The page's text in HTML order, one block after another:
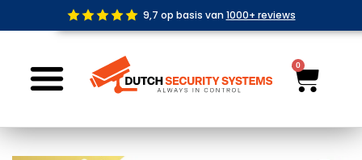
de
9,7 op basis van 1000+ reviews
0